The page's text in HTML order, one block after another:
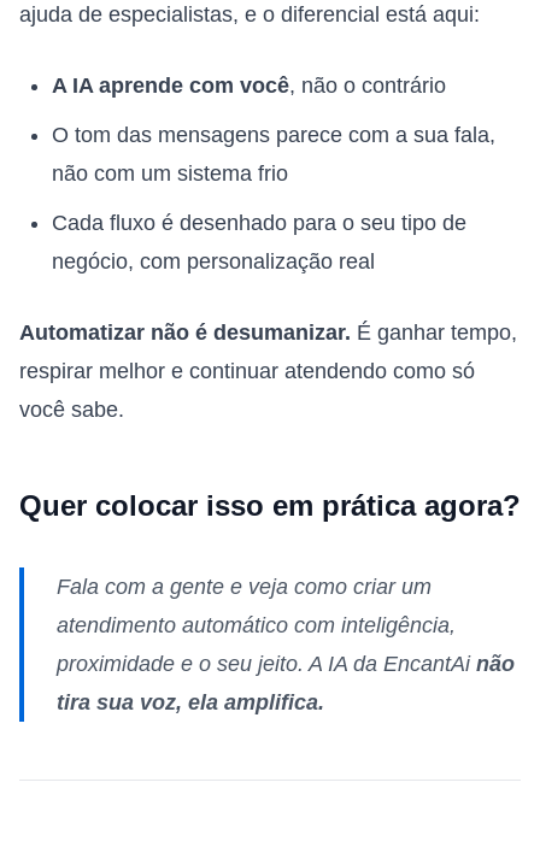
ajuda de especialistas, e o diferencial está aqui:
A IA aprende com você, não o contrário
O tom das mensagens parece com a sua fala,
não com um sistema frio
Cada fluxo é desenhado para o seu tipo de
negócio, com personalização real
Automatizar não é desumanizar. É ganhar tempo,
respirar melhor e continuar atendendo como só
você sabe.
Quer colocar isso em prática agora?
Fala com a gente e veja como criar um
atendimento automático com inteligência,
proximidade e o seu jeito. A IA da EncantAi não
tira sua voz, ela amplifica.